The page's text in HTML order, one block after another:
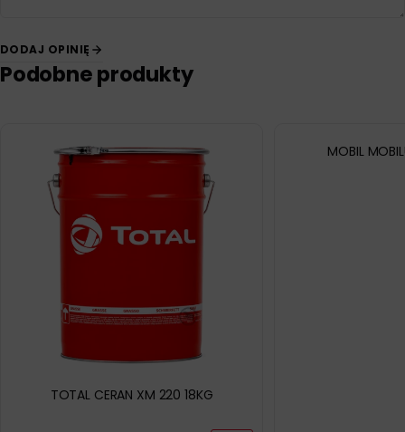
DODAJ OPINIĘ
Podobne produkty
TOTAL CERAN XM 220 18KG
MOBIL